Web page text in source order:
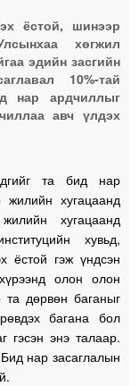
ёстой, шинээр
хөгжил
эдийн засгийн
10%-тай
нар ардчиллыг
авч үлдэх
та бид нар
хугацаанд
хугацаанд
хувьд,
ёстой гэж үндсэн
олон олон
та дөрвөн баганыг
багана бол
гэсэн энэ талаар.
нар засаглалын